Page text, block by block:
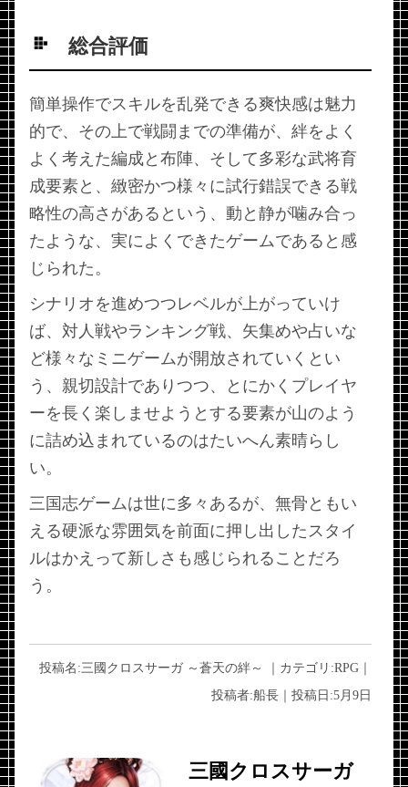
総合評価
簡単操作でスキルを乱発できる爽快感は魅力
的で、その上で戦闘までの準備が、絆をよく
よく考えた編成と布陣、そして多彩な武将育
成要素と、緻密かつ様々に試行錯誤できる戦
略性の高さがあるという、動と静が噛み合っ
たような、実によくできたゲームであると感
じられた。
シナリオを進めつつレベルが上がっていけ
ば、対人戦やランキング戦、矢集めや占いな
ど様々なミニゲームが開放されていくとい
う、親切設計でありつつ、とにかくプレイヤ
ーを長く楽しませようとする要素が山のよう
に詰め込まれているのはたいへん素晴らし
い。
三国志ゲームは世に多々あるが、無骨ともい
える硬派な雰囲気を前面に押し出したスタイ
ルはかえって新しさも感じられることだろ
う。
投稿名:三國クロスサーガ ～蒼天の絆～ ｜カテゴリ:RPG｜
投稿者:船長｜投稿日:5月9日
三國クロスサーガ